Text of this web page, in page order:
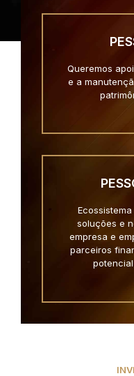
Queremos
e a
soluções e
empresa e
parceiros